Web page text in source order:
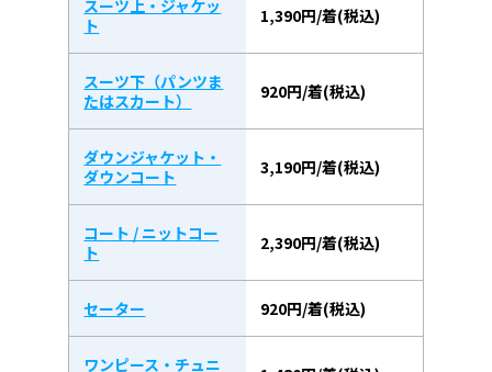
スーツ上・ジャケッ
ト
1,390円/着(税込)
スーツ下（パンツま
たはスカート）
920円/着(税込)
ダウンジャケット・
ダウンコート
3,190円/着(税込)
コート / ニットコー
ト
2,390円/着(税込)
セーター 920円/着(税込)
ワンピース・チュニ